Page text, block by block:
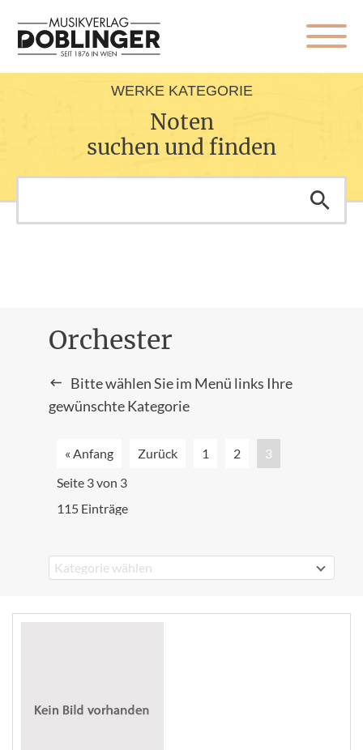
WERKE KATEGORIE
Noten
suchen und finden
Orchester
Bitte wählen Sie im Menü links Ihre
gewünschte Kategorie
« Anfang Zurück 1 2
3
Seite 3 von 3
115 Einträge
Kategorie wählen